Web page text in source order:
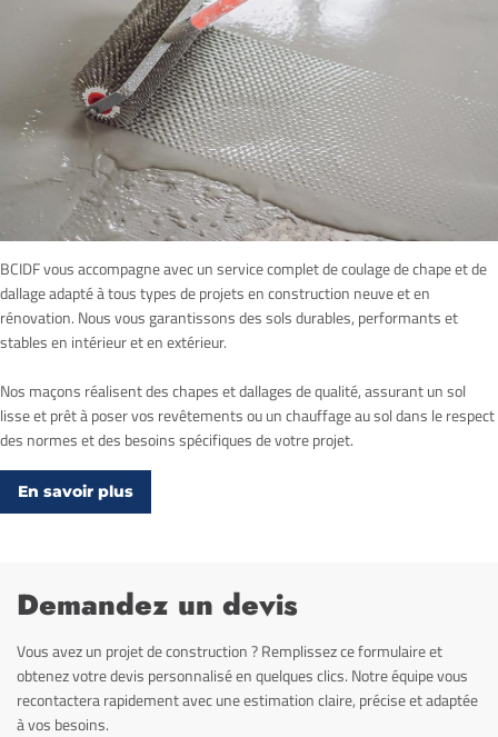
BCIDF vous accompagne avec un service complet de coulage de chape et de
dallage adapté à tous types de projets en construction neuve et en
rénovation. Nous vous garantissons des sols durables, performants et
stables en intérieur et en extérieur.
Nos maçons réalisent des chapes et dallages de qualité, assurant un sol
lisse et prêt à poser vos revêtements ou un chauffage au sol dans le respect
des normes et des besoins spécifiques de votre projet.
En savoir plus
Demandez un devis
Vous avez un projet de construction ? Remplissez ce formulaire et
obtenez votre devis personnalisé en quelques clics. Notre équipe vous
recontactera rapidement avec une estimation claire, précise et adaptée
à vos besoins.